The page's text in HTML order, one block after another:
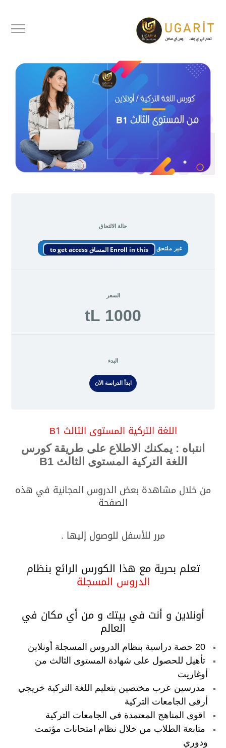
منهاج جامعة اسطنبول
حالة الالتحاق
غير ملتحق Enroll in this المساق to get access
السعر
1000 tL
البدء
ابدأ الدراسة الآن
اللغة التركية المستوى الثالث B1
انتباه : يمكنك الاطلاع على طريقة كورس
اللغة التركية المستوى الثالث B1
من خلال مشاهدة بعض الدروس المجانية في هذه
الصفحة
مرر للأسفل للوصول إليها .
تعلم بحرية مع هذا الكورس الرائع بنظام
الدروس المسجلة
أونلاين و أنت في بيتك و من أي مكان في
العالم
تأهيل للحصول على شهادة المستوى الثالث من
أوغاريت
مدرسين عرب مختصين بتعليم اللغة التركية خريجي
أرقى الجامعات التركية
اقوى المناهج المعتمدة في الجامعات التركية
متابعة الطلاب من خلال نظام امتحانات مؤتمت
ودوري